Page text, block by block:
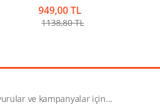
949,00TL
1138,80TL
ve kampanyalar için...